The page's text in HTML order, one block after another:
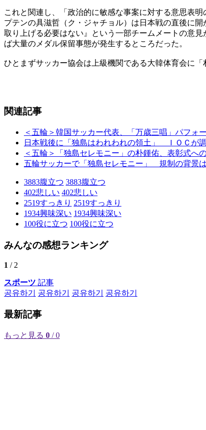
これと関連し、「政治的に敏感な事案に対する意思表
プテンの具滋哲（ク・ジャチョル）は日本戦の直後に
取り上げる必要はない』という一部チームメートの意
ば大量のメダル保留事態が発生するところだった。
ひとまずサッカー協会は上級機関である大韓体育会に
関連記事
＜五輪＞韓国サッカー代表、「万歳三唱」パフォ
日本戦後に「独島はわれわれの領土」 ＩＯＣが
＜五輪＞「独島セレモニー」の朴鍾佑、表彰式へ
五輪サッカーで「独島セレモニー」 規制の背景は
3883腹立つ 3883腹立つ
402悲しい 402悲しい
2519すっきり 2519すっきり
1934興味深い 1934興味深い
100役に立つ 100役に立つ
みんなの感想ランキング
1 / 2
スポーツ 記事
공유하기
공유하기 공유하기 공유하기
最新記事
もっと見る 0 / 0